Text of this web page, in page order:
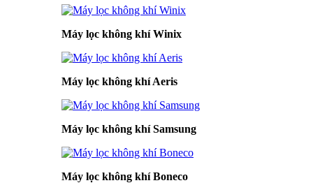
Máy lọc không khí Winix
Máy lọc không khí Aeris
Máy lọc không khí Samsung
Máy lọc không khí Boneco